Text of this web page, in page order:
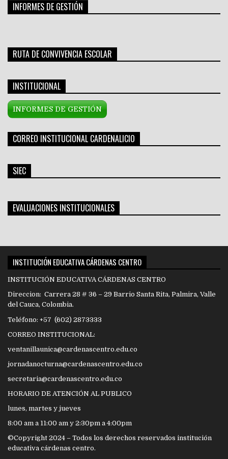
INFORMES DE GESTIÓN
RUTA DE CONVIVENCIA ESCOLAR
INSTITUCIONAL
INFORMES DE GESTIÓN
CORREO INSTITUCIONAL CARDENALICIO
SIEC
EVALUACIONES INSTITUCIONALES
INSTITUCIÓN EDUCATIVA CÁRDENAS CENTRO
INSTITUCIÓN EDUCATIVA CÁRDENAS CENTRO
Direccion: Carrera 28 # 36 – 29 Barrio Santa Rita, Palmira, Valle
del Cauca, Colombia.
Teléfono: +57 (602) 2873333
CORREO INSTITUCIONAL:
ventanillaunica@cardenascentro.edu.co
jornadanocturna@cardenascentro.edu.co
secretaria@cardenascentro.edu.co
HORARIO DE ATENCIÓN AL PUBLICO
lunes, martes y jueves
8:00 am a 11:00 am y 2:30pm a 4:00pm
©Copyright 2024 – Todos los derechos reservados institución
educativa cárdenas centro.